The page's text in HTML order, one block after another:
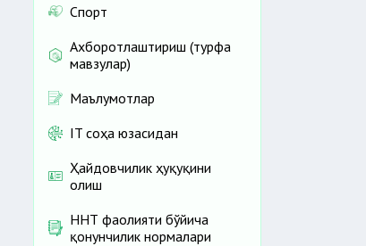
Спорт
Ахборотлаштириш (турфа
мавзулар)
Маълумотлар
IT соҳа юзасидан
Ҳайдовчилик ҳуқуқини
олиш
ННТ фаолияти бўйича
қонунчилик нормалари